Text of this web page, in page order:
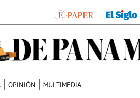
OPINIÓN MULTIMEDIA